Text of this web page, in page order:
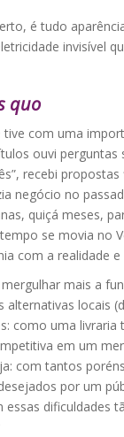
é tudo
invisível
quo
com uma
ouvi
recebi
negócio no
quiçá meses,
se movia no
com a realidade
mais a
locais
como uma
em um
com tantos
por um
dificuldades